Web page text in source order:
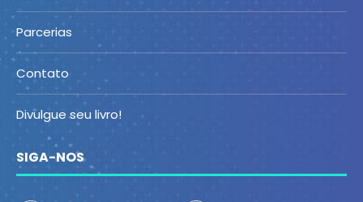
Parcerias
Contato
Divulgue seu livro!
SIGA-NOS